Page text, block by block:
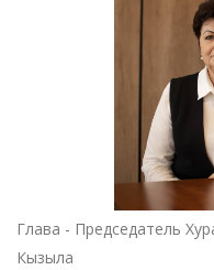
Глава - Председатель
Кызыла